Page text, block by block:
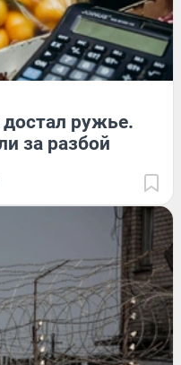
достал ружье.
за разбой